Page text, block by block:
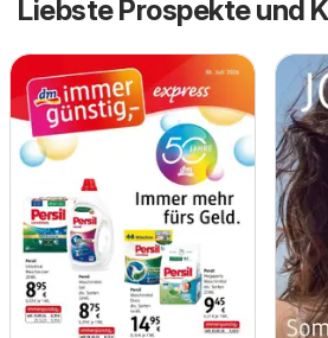
Liebste Prospekte und